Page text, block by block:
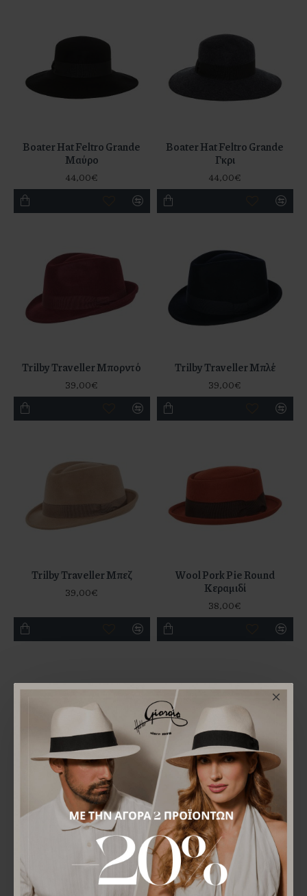
Boater Hat Feltro Grande
Μαύρο
44,00€
Boater Hat Feltro Grande
Γκρι
44,00€
Trilby Traveller Μπορντό
39,00€
Trilby Traveller Μπλέ
39,00€
Trilby Traveller Μπεζ
39,00€
Wool Pork Pie Round
Κεραμιδί
38,00€
Wool Pork Pie Round
Πράσινο
38,00€
Wool Pork Pie Round Μπεζ
38,00€